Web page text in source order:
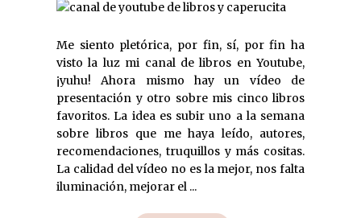
Me siento pletórica, por fin, sí, por fin ha
visto la luz mi canal de libros en Youtube,
¡yuhu! Ahora mismo hay un vídeo de
presentación y otro sobre mis cinco libros
favoritos. La idea es subir uno a la semana
sobre libros que me haya leído, autores,
recomendaciones, truquillos y más cositas.
La calidad del vídeo no es la mejor, nos falta
iluminación, mejorar el ...